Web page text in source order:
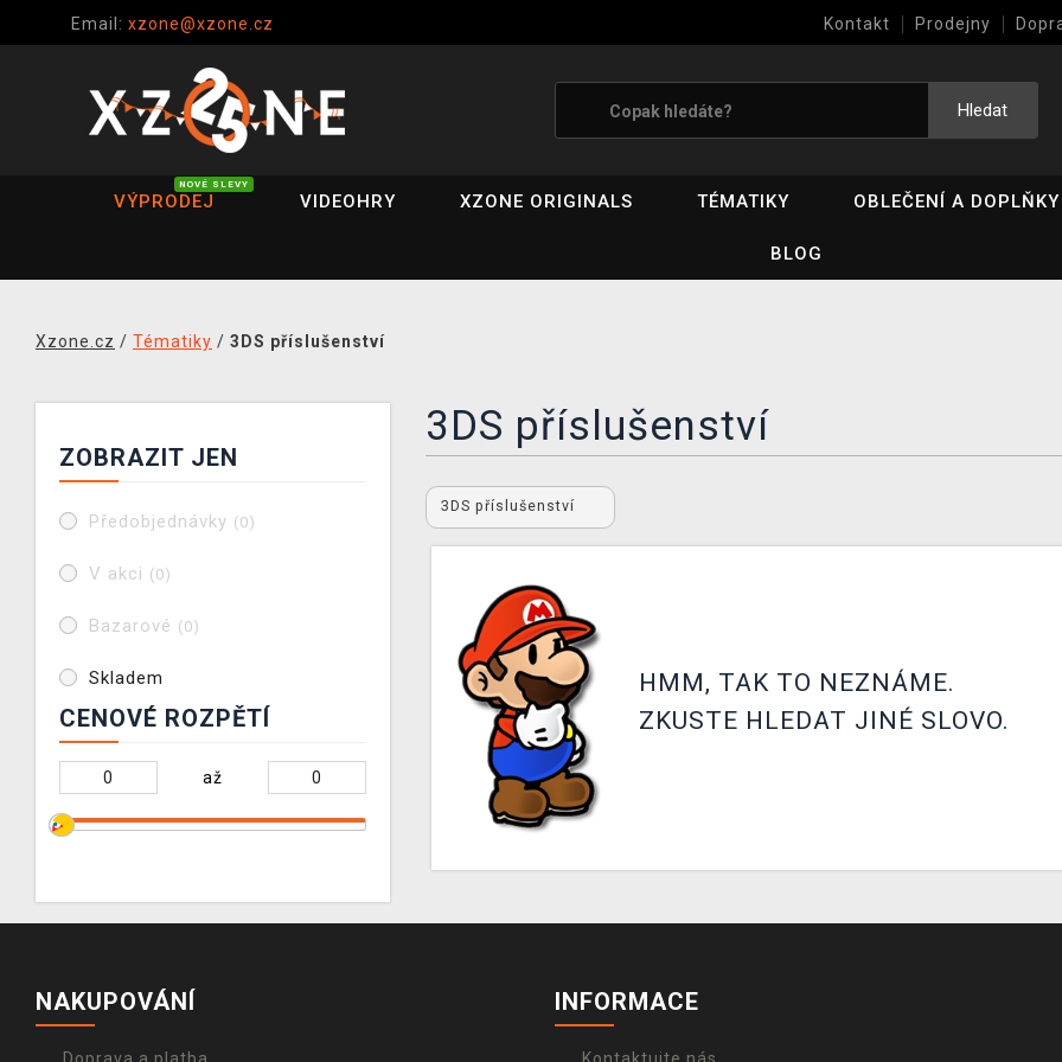
Email: xzone@xzone.cz Kontakt Prodejny
Hledat
VÝPRODEJ
NOVÉ SLEVY
VIDEOHRY XZONE ORIGINALS TÉMATIKY OBLEČENÍ A DOPLŇKY
BLOG
Xzone.cz / Tématiky / 3DS příslušenství
ZOBRAZIT JEN
Předobjednávky (0)
V akci (0)
Bazarové (0)
Skladem
CENOVÉ ROZPĚTÍ
až
3DS příslušenství
3DS příslušenství
HMM, TAK TO NEZNÁME.
ZKUSTE HLEDAT JINÉ SLOVO.
NAKUPOVÁNÍ INFORMACE